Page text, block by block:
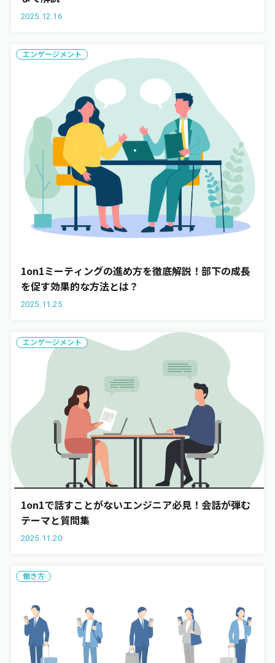
2025.12.16
エンゲージメント
1on1ミーティングの進め方を徹底解説！部下の成長
を促す効果的な方法とは？
2025.11.25
エンゲージメント
1on1で話すことがないエンジニア必見！会話が弾む
テーマと質問集
2025.11.20
働き方